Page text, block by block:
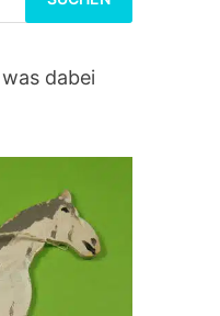
dabei